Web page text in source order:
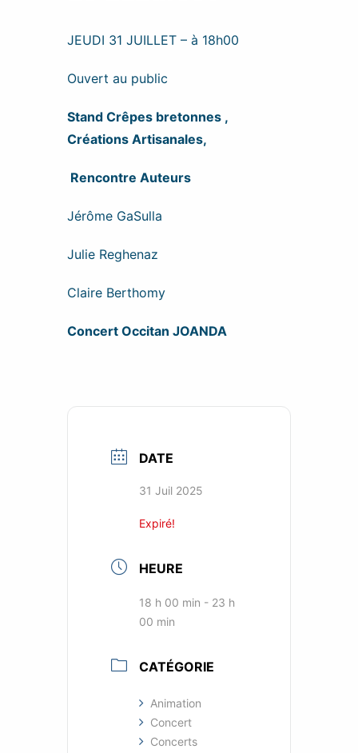
JEUDI 31 JUILLET – à 18h00
Ouvert au public
Stand Crêpes bretonnes ,
Créations Artisanales,
Rencontre Auteurs
Jérôme GaSulla
Julie Reghenaz
Claire Berthomy
Concert Occitan JOANDA
DATE
31 Juil 2025
Expiré!
HEURE
18 h 00 min - 23 h
00 min
CATÉGORIE
Animation
Concert
Concerts